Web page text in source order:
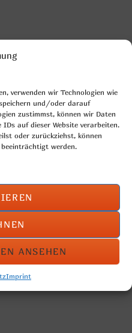
verwenden wir Technologien wie
und/oder darauf
zustimmst, können wir Daten
auf dieser Website verarbeiten.
oder zurückziehst, können
werden.
ANSEHEN
Imprint
quark filling